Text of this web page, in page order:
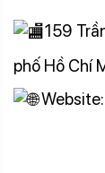
159
phố Hồ Chí
Website: